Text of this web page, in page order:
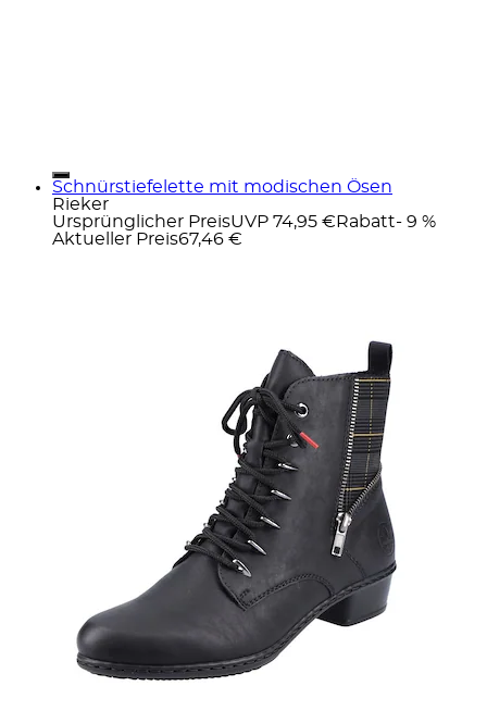
Schnürstiefelette mit modischen Ösen
Rieker
Ursprünglicher PreisUVP 74,95 € Rabatt- 9 %
Aktueller Preis67,46 €